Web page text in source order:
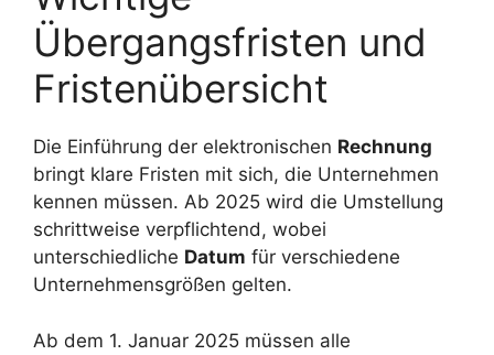
Übergangsfristen und
Fristenübersicht
Die Einführung der elektronischen Rechnung
bringt klare Fristen mit sich, die Unternehmen
kennen müssen. Ab 2025 wird die Umstellung
schrittweise verpflichtend, wobei
unterschiedliche Datum für verschiedene
Unternehmensgrößen gelten.
Ab dem 1. Januar 2025 müssen alle